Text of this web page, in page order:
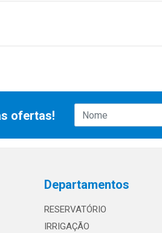
ofertas!
Departamentos
RESERVATÓRIO
IRRIGAÇÃO